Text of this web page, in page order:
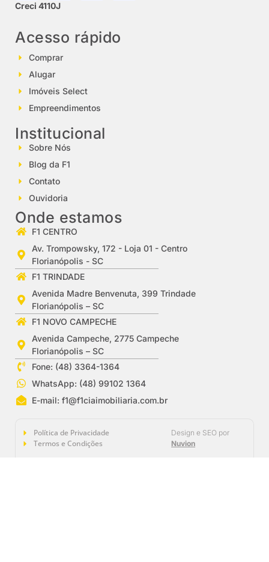
Creci 4110J
Acesso rápido
Comprar
Alugar
Imóveis Select
Empreendimentos
Institucional
Sobre Nós
Blog da F1
Contato
Ouvidoria
Onde estamos
F1 CENTRO
Av. Trompowsky, 172 - Loja 01 - Centro
Florianópolis - SC
F1 TRINDADE
Avenida Madre Benvenuta, 399 Trindade
Florianópolis – SC
F1 NOVO CAMPECHE
Avenida Campeche, 2775 Campeche
Florianópolis – SC
Fone: (48) 3364-1364
WhatsApp: (48) 99102 1364
E-mail:f1@f1ciaimobiliaria.com.br
Política de Privacidade
Termos e Condições
Design e SEO por
Nuvion